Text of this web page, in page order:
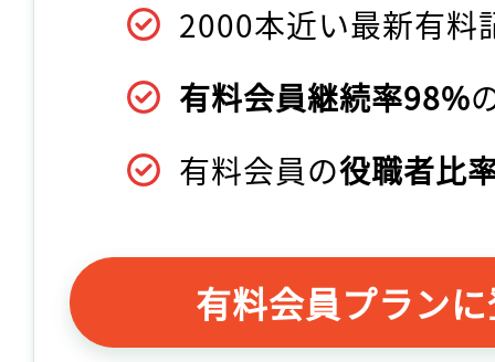
2000本近い最新有料
有料会員継続率98%
有料会員の役職者比
有料会員プラン